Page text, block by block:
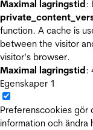
Maximal lagringstid:
function. A cache is
between the visitor
visitor’s browser.
Maximal lagringstid:
Egenskaper 1
Preferenscookies gör
information och